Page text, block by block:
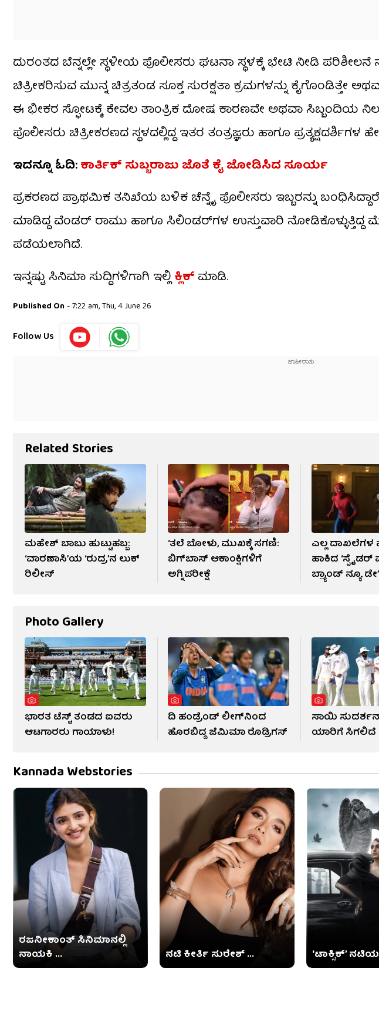
ದುರಂತದ ಬೆನ್ನಲ್ಲೇ ಸ್ಥಳೀಯ ಪೊಲೀಸರು ಘಟನಾ ಸ್ಥಳಕ್ಕೆ ಭೇಟಿ ನೀಡಿ ಪರಿಶೀಲನೆ
ಚಿತ್ರೀಕರಿಸುವ ಮುನ್ನ ಚಿತ್ರತಂಡ ಸೂಕ್ತ ಸುರಕ್ಷತಾ ಕ್ರಮಗಳನ್ನು ಕೈಗೊಂಡಿತ್ತೇ
ಈ ಭೀಕರ ಸ್ಫೋಟಕ್ಕೆ ಕೇವಲ ತಾಂತ್ರಿಕ ದೋಷ ಕಾರಣವೇ ಅಥವಾ ಸಿಬ್ಬಂದಿಯ
ಪೊಲೀಸರು ಚಿತ್ರೀಕರಣದ ಸ್ಥಳದಲ್ಲಿದ್ದ ಇತರ ತಂತ್ರಜ್ಞರು ಹಾಗೂ
ಇದನ್ನೂ ಓದಿ:ಕಾರ್ತಿಕ್ ಸುಬ್ಬರಾಜು ಜೊತೆ ಕೈ ಜೋಡಿಸಿದ ಸೂರ್ಯ
ಪ್ರಕರಣದ ಪ್ರಾಥಮಿಕ ತನಿಖೆಯ ಬಳಿಕ ಚೆನ್ನೈ ಪೊಲೀಸರು ಇಬ್ಬರನ್ನು
ಮಾಡಿದ್ದ ವೆಂಡರ್ ರಾಮು ಹಾಗೂ ಸಿಲಿಂಡರ್‌ಗಳ ಉಸ್ತುವಾರಿ ನೋಡಿಕೊಳ್ಳುತ್ತಿದ್ದ
ಪಡೆಯಲಾಗಿದೆ.
ಇನ್ನಷ್ಟು ಸಿನಿಮಾ ಸುದ್ದಿಗಳಿಗಾಗಿ ಇಲ್ಲಿಕ್ಲಿಕ್​ ಮಾಡಿ.
Published On - 7:22 am, Thu, 4 June 26
Follow Us
Related Stories
ಮಹೇಶ್ ಬಾಬು ಹುಟ್ಟುಹಬ್ಬ:
‘ವಾರಣಾಸಿ’ಯ ‘ರುದ್ರ’ನ ಲುಕ್
ರಿಲೀಸ್
‘ತಲೆ ಬೋಳು, ಮುಖಕ್ಕೆ ಸಗಣಿ:
ಬಿಗ್​​ಬಾಸ್ ಆಕಾಂಕ್ಷಿಗಳಿಗೆ
ಅಗ್ನಿಪರೀಕ್ಷೆ
ಎಲ್ಲ ದಾಖಲೆಗಳ
ಹಾಕಿದ ‘ಸ್ಪೈಡರ್
ಬ್ರ್ಯಾಂಡ್ ನ್ಯೂ ಡೇ’
Photo Gallery
ಭಾರತ ಟೆಸ್ಟ್ ತಂಡದ ಐವರು
ಆಟಗಾರರು ಗಾಯಾಳು!
ದಿ ಹಂಡ್ರೆಂಡ್ ಲೀಗ್​ನಿಂದ
ಹೊರಬಿದ್ದ ಜೆಮಿಮಾ ರೊಡ್ರಿಗಸ್
ಸಾಯಿ
ಯಾರಿಗೆ ಸಿಗಲಿದೆ
Kannada Webstories
ರಜನೀಕಾಂತ್ ಸಿನಿಮಾನಲ್ಲಿ
ನಾಯಕಿ ...
ನಟಿ ಕೀರ್ತಿ ಸುರೇಶ್ ... ‘ಟಾಕ್ಸಿಕ್’